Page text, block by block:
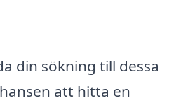
din sökning till dessa
att hitta en